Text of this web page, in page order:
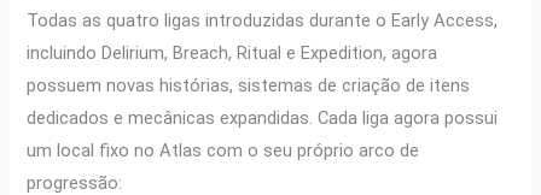
Todas as quatro ligas introduzidas durante o Early Access,
incluindo Delirium, Breach, Ritual e Expedition, agora
possuem novas histórias, sistemas de criação de itens
dedicados e mecânicas expandidas. Cada liga agora possui
um local fixo no Atlas com o seu próprio arco de
progressão: